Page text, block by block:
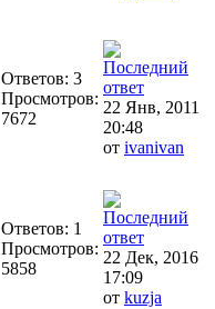
Ответов: 3
Просмотров:
7672
22 Янв, 2011
20:48
от ivanivan
Ответов: 1
Просмотров:
5858
22 Дек, 2016
17:09
от kuzja